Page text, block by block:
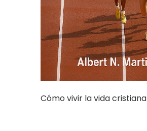
Cómo vivir la vida cristiana